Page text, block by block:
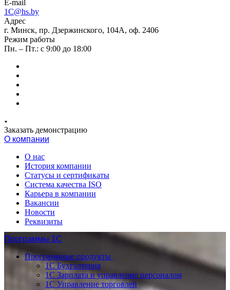
E-mail
1C@hs.by
Адрес
г. Минск, пр. Дзержинского, 104А, оф. 2406
Режим работы
Пн. – Пт.: с 9:00 до 18:00
Заказать демонстрацию
О компании
О нас
История компании
Статусы и сертификаты
Система качества ISO
Карьера в компании
Вакансии
Новости
Реквизиты
Программы 1С
Программные продукты
1С Бухгалтерия
1С Зарплата и управление персоналом
1С Управление торговлей